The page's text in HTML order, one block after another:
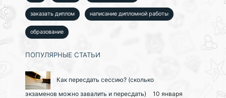
заказать диплом написание дипломной работы
образование
ПОПУЛЯРНЫЕ СТАТЬИ
Как пересдать сессию? (сколько
экзаменов можно завалить и пересдать)
10 января